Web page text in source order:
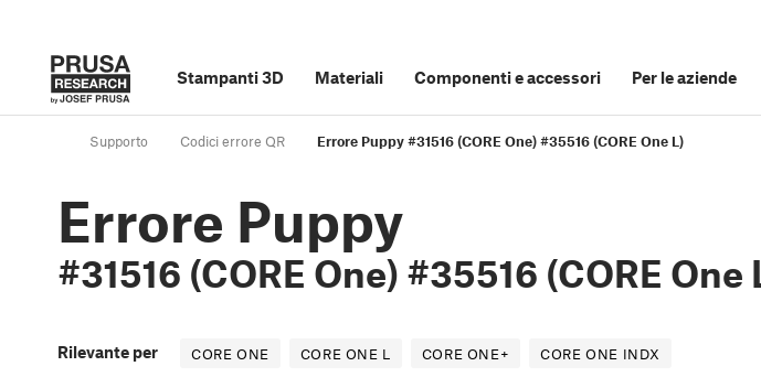
Stampanti 3D Materiali Componenti e accessori Per le aziende
Supporto Codici errore QR Errore Puppy #31516 (CORE One) #35516 (CORE One L)
Errore Puppy
#31516 (CORE One) #35516 (CORE One
Rilevante per CORE ONE CORE ONE L CORE ONE+ CORE ONE INDX